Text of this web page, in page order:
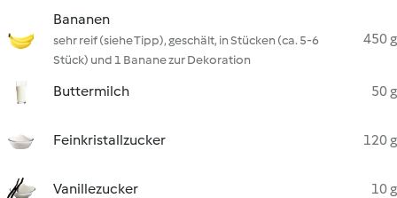
Bananen
sehr reif (siehe Tipp), geschält, in Stücken (ca. 5-6
Stück) und 1 Banane zur Dekoration
450 g
Buttermilch 50 g
Feinkristallzucker 120 g
Vanillezucker 10 g